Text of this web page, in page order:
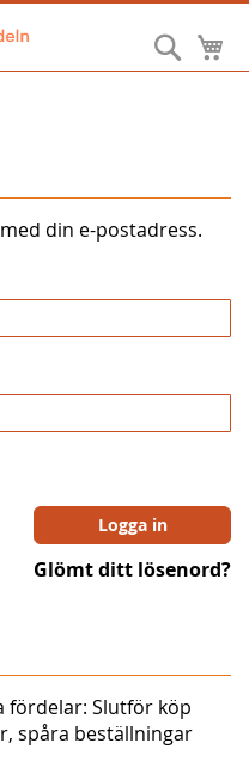
Sök
din e-postadress.
Logga in
Glömt ditt lösenord?
fördelar: Slutför köp
spåra beställningar